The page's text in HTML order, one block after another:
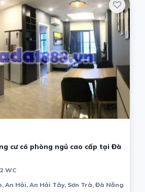
cư có phòng ngủ cao cấp tại Đà
WC
An Hải, An Hải Tây, Sơn Trà, Đà Nẵng, Việt